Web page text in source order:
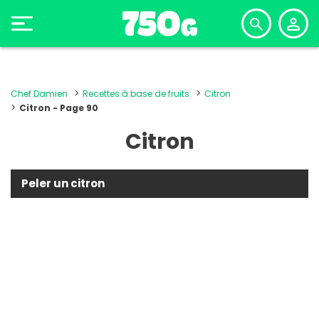
Chef Damien Recettes à base de fruits
Citron
Citron - Page 90
Citron
Peler un citron